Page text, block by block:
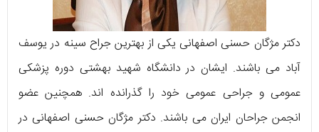
دکتر مژگان حسنی اصفهانی یکی از بهترین جراح سینه در یوسف
آباد می باشند. ایشان در دانشگاه شهید بهشتی دوره پزشکی
عمومی و جراحی عمومی خود را گذرانده اند. همچنین عضو
انجمن جراحان ایران می باشند. دکتر مژگان حسنی اصفهانی در